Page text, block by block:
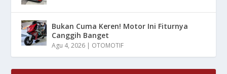
Bukan Cuma Keren! Motor Ini Fiturnya
Canggih Banget
Agu 4, 2026 | OTOMOTIF